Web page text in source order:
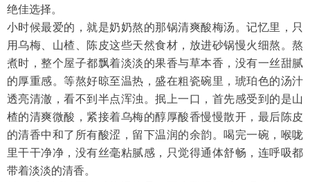
绝佳选择。
小时候最爱的，就是奶奶熬的那锅清爽酸梅汤。记忆里，只
用乌梅、山楂、陈皮这些天然食材，放进砂锅慢火细熬。熬
煮时，整个屋子都飘着淡淡的果香与草本香，没有一丝甜腻
的厚重感。等熬好晾至温热，盛在粗瓷碗里，琥珀色的汤汁
透亮清澈，看不到半点浑浊。抿上一口，首先感受到的是山
楂的清爽微酸，紧接着乌梅的醇厚酸香慢慢散开，最后陈皮
的清香中和了所有酸涩，留下温润的余韵。喝完一碗，喉咙
里干干净净，没有丝毫粘腻感，只觉得通体舒畅，连呼吸都
带着淡淡的清香。